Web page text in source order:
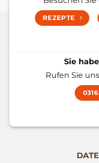
REZEPTE
Sie
Rufen Sie